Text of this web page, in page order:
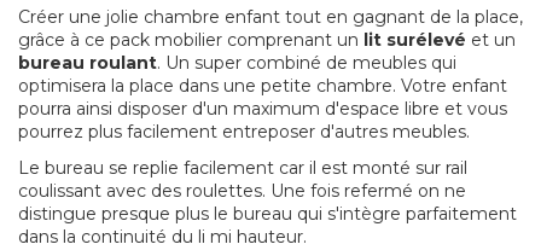
Créer une jolie chambre enfant tout en gagnant de la place,
grâce à ce pack mobilier comprenant un lit surélevé et un
bureau roulant. Un super combiné de meubles qui
optimisera la place dans une petite chambre. Votre enfant
pourra ainsi disposer d'un maximum d'espace libre et vous
pourrez plus facilement entreposer d'autres meubles.
Le bureau se replie facilement car il est monté sur rail
coulissant avec des roulettes. Une fois refermé on ne
distingue presque plus le bureau qui s'intègre parfaitement
dans la continuité du li mi hauteur.